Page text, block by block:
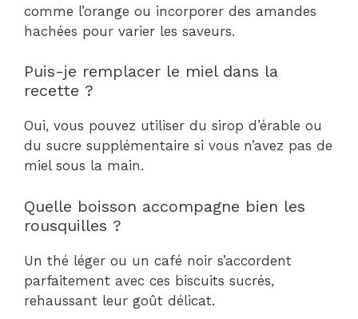
comme l’orange ou incorporer des amandes
hachées pour varier les saveurs.
Puis-je remplacer le miel dans la
recette ?
Oui, vous pouvez utiliser du sirop d’érable ou
du sucre supplémentaire si vous n’avez pas de
miel sous la main.
Quelle boisson accompagne bien les
rousquilles ?
Un thé léger ou un café noir s’accordent
parfaitement avec ces biscuits sucrés,
rehaussant leur goût délicat.